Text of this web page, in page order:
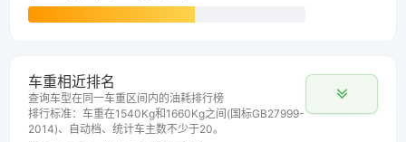
车重相近排名
查询车型在同一车重区间内的油耗排行榜
排行标准：车重在1540Kg和1660Kg之间(国标GB27999-
2014)、自动档、统计车主数不少于20。